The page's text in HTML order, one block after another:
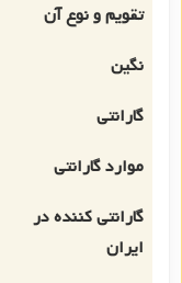
تقویم و نوع آن
نگین
گارانتی
موارد گارانتی
گارانتی کننده در
ایران